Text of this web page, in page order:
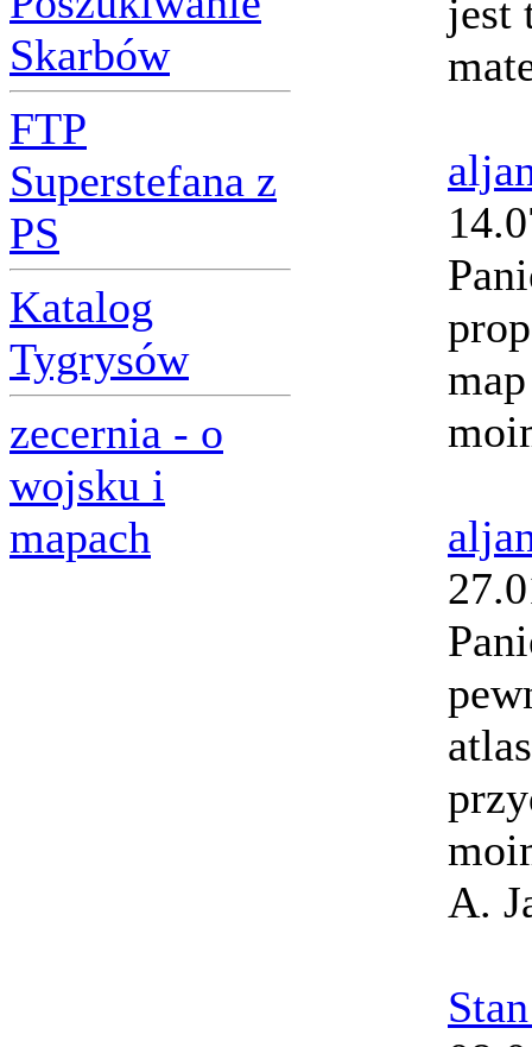
Skarbów
FTP
Superstefana z
PS
Katalog
Tygrysów
zecernia - o
wojsku i
mapach
jest
A.